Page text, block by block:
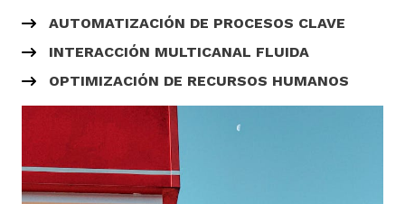
AUTOMATIZACIÓN DE PROCESOS CLAVE
INTERACCIÓN MULTICANAL FLUIDA
OPTIMIZACIÓN DE RECURSOS HUMANOS